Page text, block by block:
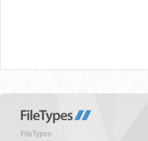
FileTypes